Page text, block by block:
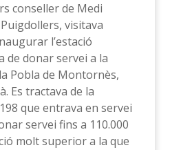
conseller de Medi
visitava
l’estació
de donar servei a la
Pobla de Montornès,
Es tractava de la
que entrava en servei
servei fins a 110.000
molt superior a la que